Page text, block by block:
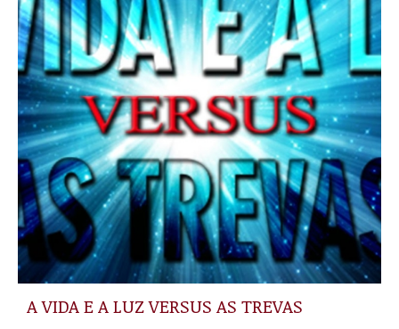
A VIDA E A LUZ VERSUS AS TREVAS